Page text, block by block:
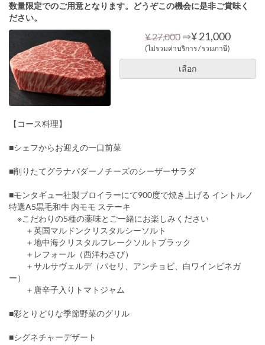
数量限定でのご用意となります。どうぞこの機会に是非ご賞味く
ださい。
¥ 27,000 ⇒¥ 21,000
(ไม่รวมค่าบริการ / รวมภาษี)
เลือก
【コース料理】
■シェフからお迎えの一口前菜
■削りたてグラナパダーノチーズのシーザーサラダ
■モンタギュー社製ブロイラーにて900度で焼き上げる イントルノ
特選A5黒毛和牛 内モモ ステーキ
※こだわりの5種の薬味とご一緒にお楽しみください
＋英国マルドンクリスタルシーソルト
＋地中海クリスタルフレークソルトブラック
＋レフォール（西洋わさび）
＋サルサヴェルデ（パセリ、アンチョビ、白ワインビネガ
ー）
＋唐辛子入りトマトジャム
■彩とりどりな季節野菜のグリル
■シグネチャーデザート